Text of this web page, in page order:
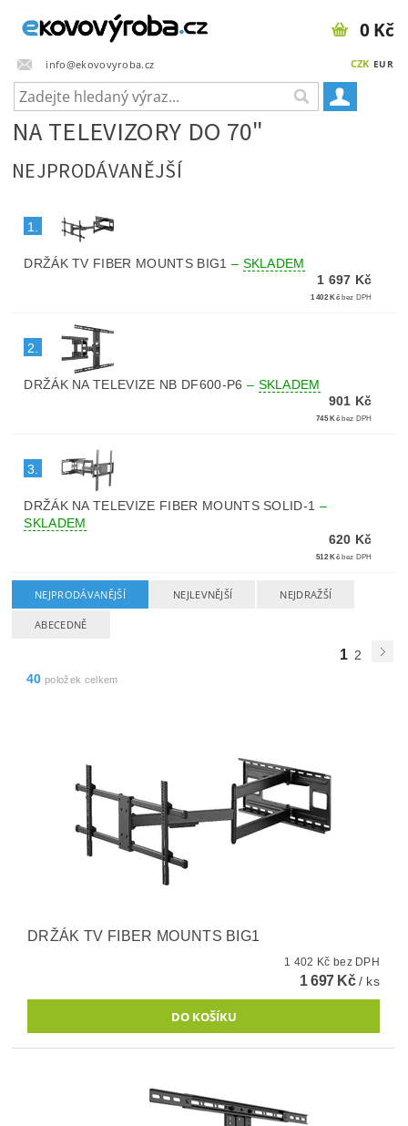
info@ekovovyroba.cz CZK EUR
0 Kč
NA TELEVIZORY DO 70"
NEJPRODÁVANĚJŠÍ
1.
DRŽÁK TV FIBER MOUNTS BIG1 – SKLADEM
1 697 Kč
1 402 Kč bez DPH
2.
DRŽÁK NA TELEVIZE NB DF600-P6 – SKLADEM
901 Kč
745 Kč bez DPH
3.
DRŽÁK NA TELEVIZE FIBER MOUNTS SOLID-1 –
SKLADEM
620 Kč
512 Kč bez DPH
NEJPRODÁVANĚJŠÍ NEJLEVNĚJŠÍ NEJDRAŽŠÍ
ABECEDNĚ
1 2
40 položek celkem
DRŽÁK TV FIBER MOUNTS BIG1
1 402 Kč bez DPH
1 697 Kč/ ks